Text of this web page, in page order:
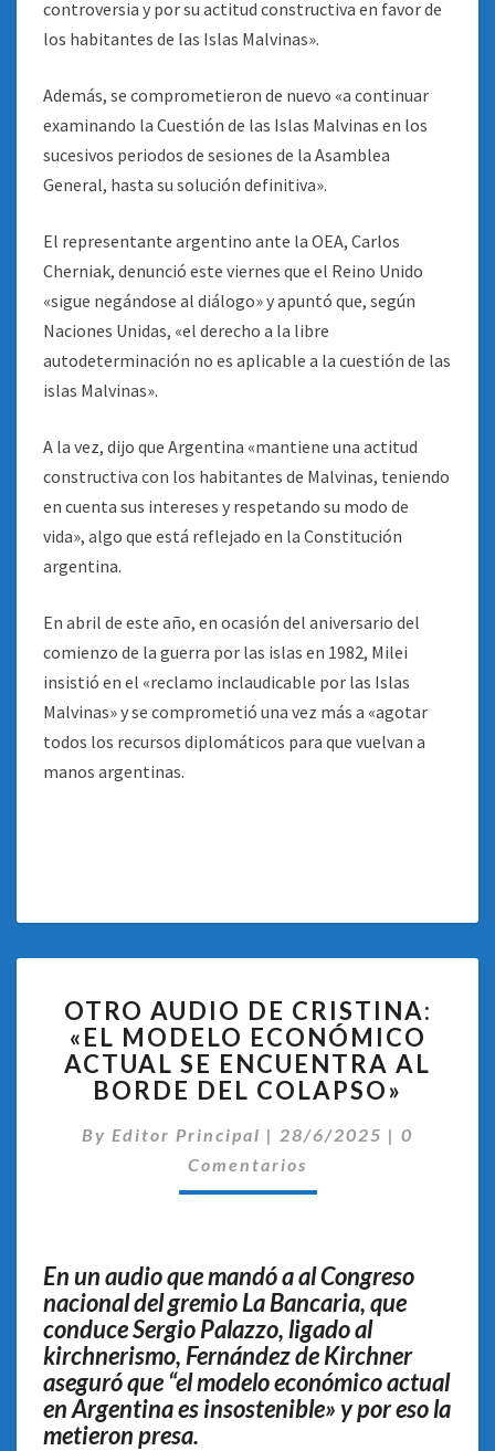
controversia y por su actitud constructiva en favor de
los habitantes de las Islas Malvinas».
Además, se comprometieron de nuevo «a continuar
examinando la Cuestión de las Islas Malvinas en los
sucesivos periodos de sesiones de la Asamblea
General, hasta su solución definitiva».
El representante argentino ante la OEA, Carlos
Cherniak, denunció este viernes que el Reino Unido
«sigue negándose al diálogo» y apuntó que, según
Naciones Unidas, «el derecho a la libre
autodeterminación no es aplicable a la cuestión de las
islas Malvinas».
A la vez, dijo que Argentina «mantiene una actitud
constructiva con los habitantes de Malvinas, teniendo
en cuenta sus intereses y respetando su modo de
vida», algo que está reflejado en la Constitución
argentina.
En abril de este año, en ocasión del aniversario del
comienzo de la guerra por las islas en 1982, Milei
insistió en el «reclamo inclaudicable por las Islas
Malvinas» y se comprometió una vez más a «agotar
todos los recursos diplomáticos para que vuelvan a
manos argentinas.
AUDIO
DE
CRISTINA:
«EL
ECONÓMICO
ACTUAL
DEL
COLAPSO»
OTRO AUDIO DE CRISTINA:
«EL MODELO ECONÓMICO
ACTUAL SE ENCUENTRA AL
BORDE DEL COLAPSO»
By Editor Principal | 28/6/2025 | 0
Comentarios
En un audio que mandó a al Congreso
nacional del gremio La Bancaria, que
conduce Sergio Palazzo, ligado al
kirchnerismo, Fernández de Kirchner
aseguró que “el modelo económico actual
en Argentina es insostenible» y por eso la
metieron presa.